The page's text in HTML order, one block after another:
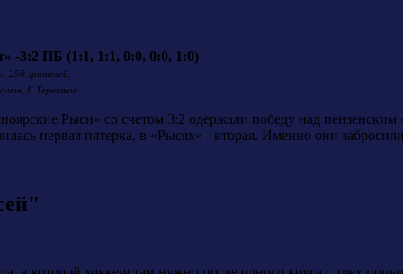
-3:2 ПБ (1:1, 1:1, 0:0, 0:0, 1:0)
250 зрителей.
Е.Терешков
Рыси» со счетом 3:2 одержали победу над
первая пятерка, в «Рысях» - вторая. Именно они